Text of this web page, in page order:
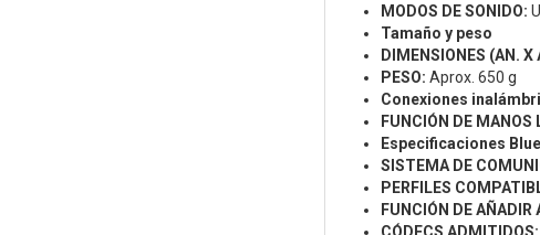
MODOS DE SONIDO:
Tamaño y peso
DIMENSIONES (AN. X
PESO: Aprox. 650 g
Conexiones
FUNCIÓN DE MANOS
Especificaciones
SISTEMA DE
PERFILES
FUNCIÓN DE AÑADIR